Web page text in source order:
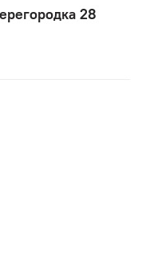
28